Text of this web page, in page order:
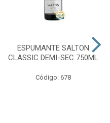
ESPUMANTE SALTON
CLASSIC DEMI-SEC 750ML
Código: 678